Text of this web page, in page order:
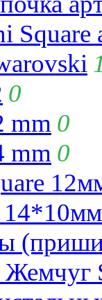
Square
0
mm 0
mm 0